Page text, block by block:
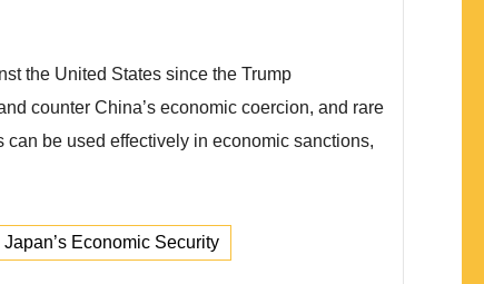
the United States since the Trump
counter China’s economic coercion, and rare
be used effectively in economic sanctions,
Japan’s Economic Security